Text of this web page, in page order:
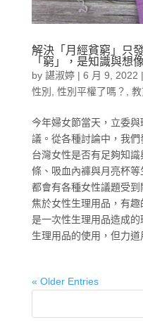
解決「月經貧窮」只
「窮」，是知識與想
by 諶淑婷| 6 月 9, 2022 |
性別 , 性別平權了嗎？ ,
今年婦女節當天，立委
議。從各種討論中，我們
台灣女性是否有足夠知
條、吸血內褲與月亮杯
都會有各種女性議題受
焦於女性生理用品，有
是一次性生理用品造成
生理用品的使用，但力
« Older Entries